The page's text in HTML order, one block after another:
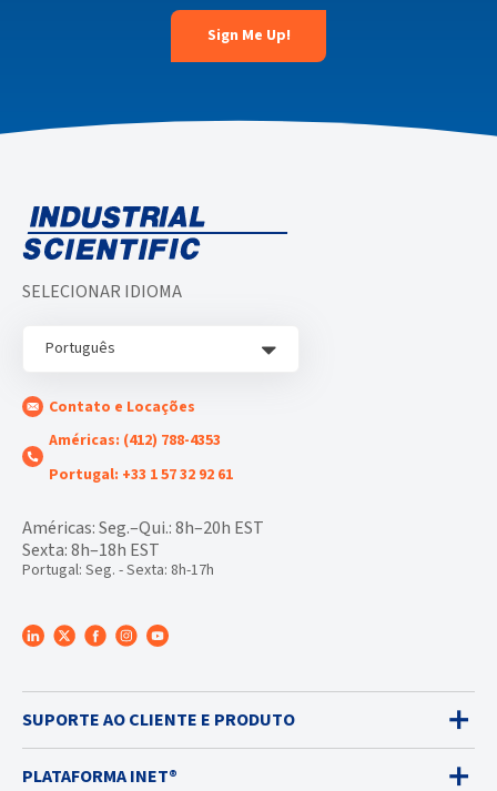
SELECIONAR IDIOMA
Português
Contato e Locações
Américas: (412) 788-4353
Portugal: +33 1 57 32 92 61
Américas: Seg.–Qui.: 8h–20h EST
Sexta: 8h–18h EST
Portugal: Seg. - Sexta: 8h-17h
SUPORTE AO CLIENTE E PRODUTO
PLATAFORMA INET®